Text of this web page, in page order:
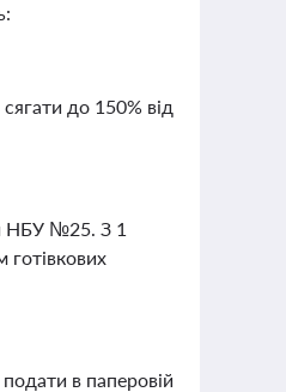
до 150% від
НБУ №25. З 1
готівкових
в паперовій